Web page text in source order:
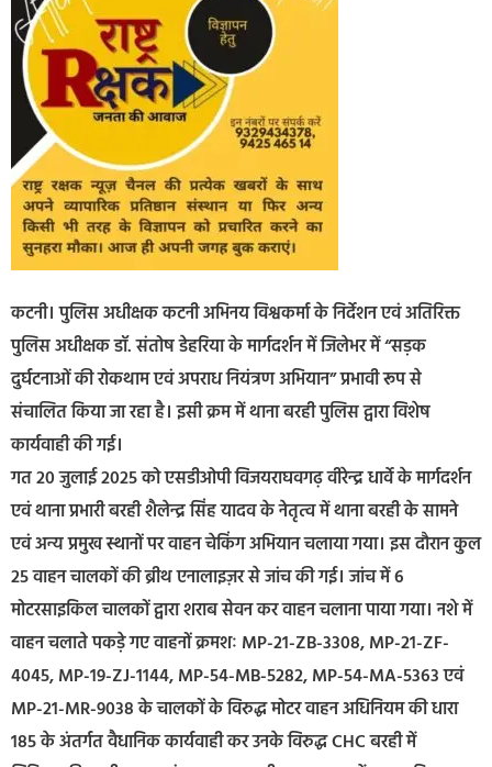
कटनी। पुलिस अधीक्षक कटनी अभिनय विश्वकर्मा के निर्देशन एवं अतिरिक्त
पुलिस अधीक्षक डॉ. संतोष डेहरिया के मार्गदर्शन में जिलेभर में “सड़क
दुर्घटनाओं की रोकथाम एवं अपराध नियंत्रण अभियान” प्रभावी रूप से
संचालित किया जा रहा है। इसी क्रम में थाना बरही पुलिस द्वारा विशेष
कार्यवाही की गई।
गत 20 जुलाई 2025 को एसडीओपी विजयराघवगढ़ वीरेन्द्र धार्वे के मार्गदर्शन
एवं थाना प्रभारी बरही शैलेन्द्र सिंह यादव के नेतृत्व में थाना बरही के सामने
एवं अन्य प्रमुख स्थानों पर वाहन चेकिंग अभियान चलाया गया। इस दौरान कुल
25 वाहन चालकों की ब्रीथ एनालाइज़र से जांच की गई। जांच में 6
मोटरसाइकिल चालकों द्वारा शराब सेवन कर वाहन चलाना पाया गया। नशे में
वाहन चलाते पकड़े गए वाहनों क्रमशः MP-21-ZB-3308, MP-21-ZF-
4045, MP-19-ZJ-1144, MP-54-MB-5282, MP-54-MA-5363 एवं
MP-21-MR-9038 के चालकों के विरुद्ध मोटर वाहन अधिनियम की धारा
185 के अंतर्गत वैधानिक कार्यवाही कर उनके विरुद्ध CHC बरही में